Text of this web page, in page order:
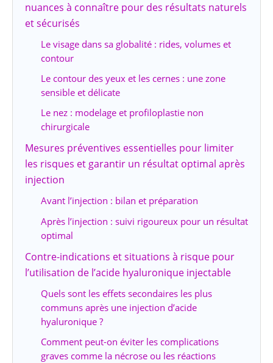
nuances à connaître pour des résultats naturels
et sécurisés
Le visage dans sa globalité : rides, volumes et
contour
Le contour des yeux et les cernes : une zone
sensible et délicate
Le nez : modelage et profiloplastie non
chirurgicale
Mesures préventives essentielles pour limiter
les risques et garantir un résultat optimal après
injection
Avant l’injection : bilan et préparation
Après l’injection : suivi rigoureux pour un résultat
optimal
Contre-indications et situations à risque pour
l’utilisation de l’acide hyaluronique injectable
Quels sont les effets secondaires les plus
communs après une injection d’acide
hyaluronique ?
Comment peut-on éviter les complications
graves comme la nécrose ou les réactions